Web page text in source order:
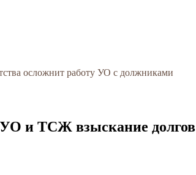
осложнит работу УО с должниками
и ТСЖ взыскание